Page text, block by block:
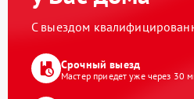
С выездом
Срочный выезд
Мастер приедет уже через 30